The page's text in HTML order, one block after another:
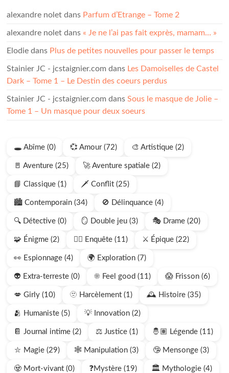
alexandre nolet dans Parfum d’Etrange – Tome 2
alexandre nolet dans « Je ne l’ai pas fait exprès, mamam… »
Elodie dans Plus de petites nouvelles pour passer le temps
Stainier JC - jcstaignier.com dans Les Damoiselles de Castel
Dark – Tome 1 – Le Destin des coeurs perdus
Stainier JC - jcstaignier.com dansSous le masque de Jolie –
Tome 1 – Un masque pour deux soeurs
🕳️ Abîme (0) 💞 Amour (72) 🎨 Artistique (2)
🚪 Aventure (25) 🚀 Aventure spatiale (2)
📘 Classique (1) 🗡️ Conflit (25)
🏙️ Contemporain (34) 🚫 Délinquance (4)
🔍 Détective (0) 🪞 Double jeu (3) 🎭 Drame (20)
🧩 Énigme (2) 🕵🏻 Enquête (11) ⚔️ Épique (22)
👀 Espionnage (4) 🌍 Exploration (7)
👽 Extra-terreste (0) ☀️ Feel good (11) 😱 Frisson (6)
💋 Girly (10) 🫥 Harcèlement (1) 🕰️ Histoire (35)
🫂 Humaniste (5) 💡 Innovation (2)
📔 Journal intime (2) ⚖️ Justice (1) 🤴🏽 Légende (11)
⛥ Magie (29) 🕸️ Manipulation (3) 🤥 Mensonge (3)
🧟 Mort-vivant (0) ❓Mystère (19) 🏛️ Mythologie (4)